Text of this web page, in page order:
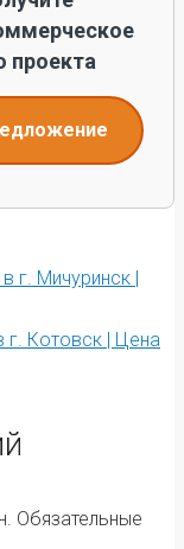
проекта
г. Мичуринск |
г. Котовск | Цена
Обязательные